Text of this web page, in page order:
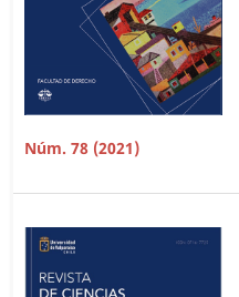
Núm. 78 (2021)